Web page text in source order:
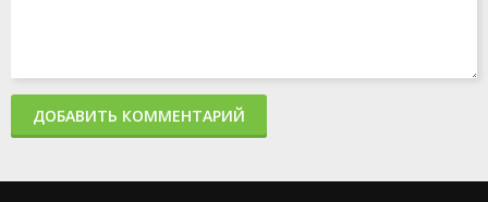
ДОБАВИТЬ КОММЕНТАРИЙ